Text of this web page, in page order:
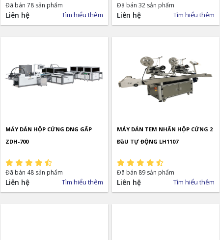
Đã bán 78 sản phẩm
Liên hệ Tìm hiểu thêm
Đã bán 32 sản phẩm
Liên hệ Tìm hiểu thêm
MÁY DÁN HỘP CỨNG DNG GẤP
ZDH-700
Đã bán 48 sản phẩm
Liên hệ Tìm hiểu thêm
MÁY DÁN TEM NHẤN HỘP CỨNG 2
ĐầU TỰ ĐỘNG LH1107
Đã bán 89 sản phẩm
Liên hệ Tìm hiểu thêm